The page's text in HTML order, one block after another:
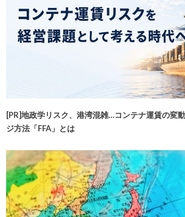
[PR]地政学リスク、港湾混雑…コンテナ運賃の変
ジ方法「FFA」とは